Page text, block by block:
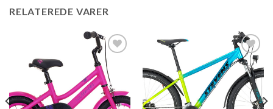
RELATEREDE VARER
Add to
wishlist
Add to
wishlist